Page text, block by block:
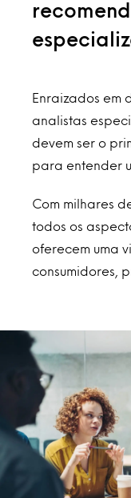
Enraizados em
analistas
devem ser o
para entender
Com milhares
todos os
oferecem uma
consumidores,